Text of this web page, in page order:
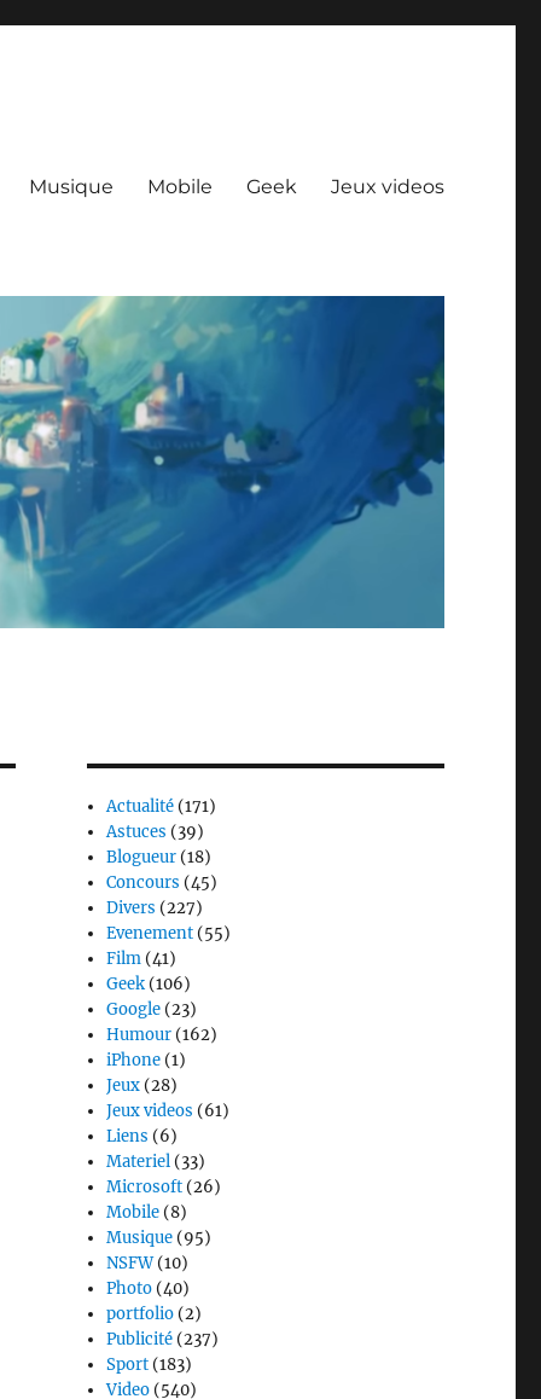
Musique Mobile Geek Jeux videos
Actualité (171)
Astuces (39)
Blogueur (18)
Concours (45)
Divers (227)
Evenement (55)
Film (41)
Geek (106)
Google (23)
Humour (162)
iPhone (1)
Jeux (28)
Jeux videos (61)
Liens (6)
Materiel (33)
Microsoft (26)
Mobile (8)
Musique (95)
NSFW(10)
Photo (40)
portfolio (2)
Publicité (237)
Sport (183)
Video (540)